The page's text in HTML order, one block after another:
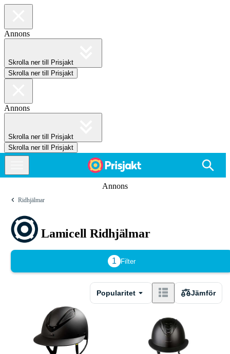
Annons
Skrolla ner till Prisjakt
Skrolla ner till Prisjakt
Annons
Skrolla ner till Prisjakt
Skrolla ner till Prisjakt
Annons
Ridhjälmar
Lamicell Ridhjälmar
1 Filter
Popularitet Jämför